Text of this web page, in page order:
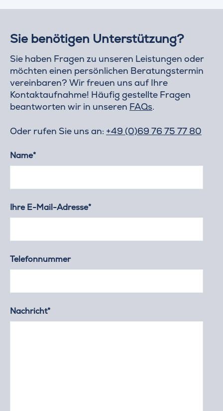
Sie benötigen Unterstützung?
Sie haben Fragen zu unseren Leistungen oder
möchten einen persönlichen Beratungstermin
vereinbaren? Wir freuen uns auf Ihre
Kontaktaufnahme! Häufig gestellte Fragen
beantworten wir in unseren FAQs.
Oder rufen Sie uns an: +49 (0)69 76 75 77 80
Name*
Ihre E-Mail-Adresse*
Telefonnummer
Nachricht*